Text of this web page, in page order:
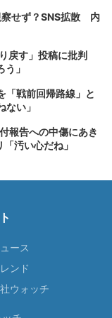
察せず？SNS拡散 内
戻す」投稿に批判
」
「戦前回帰路線」と
い」
報告への中傷にあき
汚い心だね」
ース
ンド
ウォッチ